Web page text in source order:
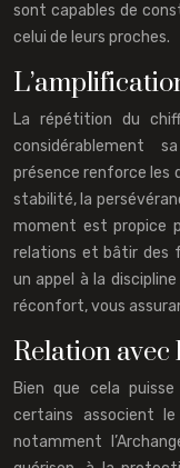
sont capables de
celui de leurs proches.
La répétition du
considérablement
présence renforce les
stabilité, la
moment est propice
relations et bâtir des
un appel à la
réconfort, vous
Relation
Bien que cela
certains associent
notamment